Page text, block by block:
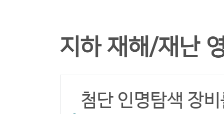
지하 재해/재난
첨단 인명탐색 장